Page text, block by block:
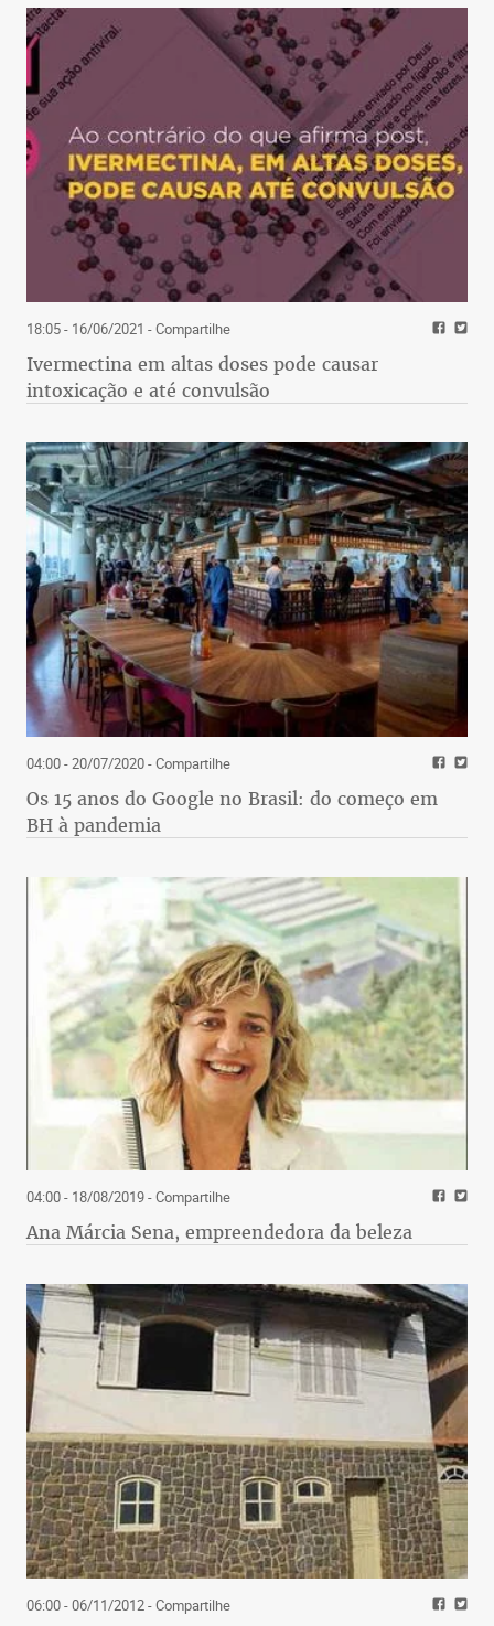
18:05 - 16/06/2021 - Compartilhe
Ivermectina em altas doses pode causar
intoxicação e até convulsão
04:00 - 20/07/2020- Compartilhe
Os 15 anos do Google no Brasil: do começo em
BH à pandemia
04:00 - 18/08/2019- Compartilhe
Ana Márcia Sena, empreendedora da beleza
06:00 - 06/11/2012- Compartilhe